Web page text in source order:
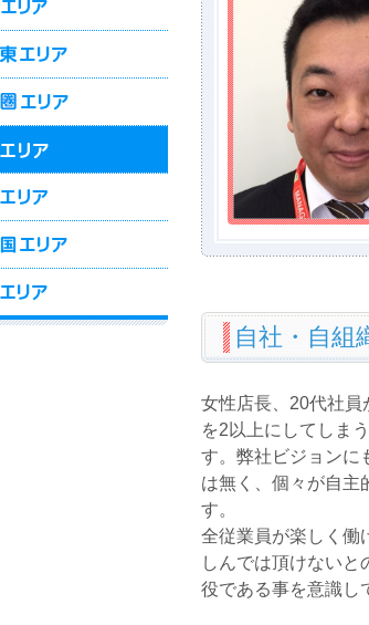
自社・自組
女性店長、20代社員
を2以上にしてしま
す。弊社ビジョンに
は無く、個々が自主
す。
全従業員が楽しく働
しんでは頂けないと
役である事を意識し